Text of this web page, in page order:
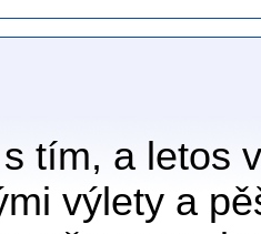
tím, a letos
výlety a